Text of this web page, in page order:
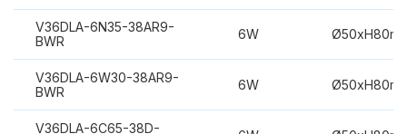
V36DLA-6N35-38AR9-
BWR
6W
V36DLA-6W30-38AR9-
BWR
6W
V36DLA-6C65-38D-